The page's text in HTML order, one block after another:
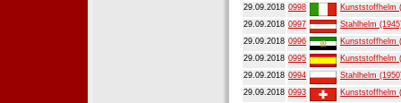
29.09.2018 0998
Kunststoffhelm
29.09.2018 0997
Stahlhelm
29.09.2018 0996
Kunststoffhelm
29.09.2018 0995
Kunststoffhelm
29.09.2018 0994
Stahlhelm
29.09.2018 0993
Kunststoffhelm